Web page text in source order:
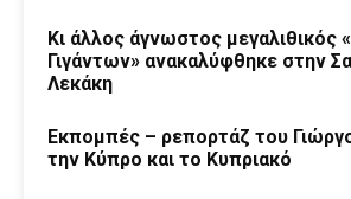
Κι άλλος άγνωστος μεγαλιθικός
Γιγάντων» ανακαλύφθηκε στην
Λεκάκη
Εκπομπές – ρεπορτάζ του
την Κύπρο και το Κυπριακό